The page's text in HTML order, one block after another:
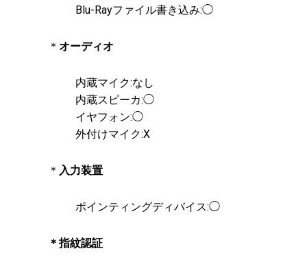
Blu-Rayファイル書き込み:◯
＊ オーディオ
内蔵マイク:なし
内蔵スピーカ:◯
イヤフォン:◯
外付けマイク:X
＊ 入力装置
ポインティングディバイス:◯
＊指紋認証